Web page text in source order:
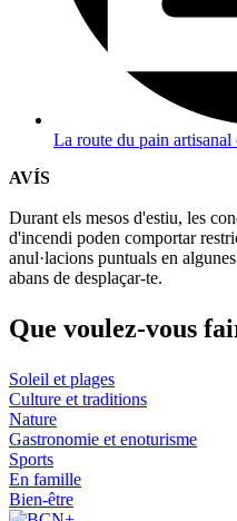
La route du pain artisanal
AVÍS
Durant els mesos d'estiu, les
d'incendi poden comportar
anul·lacions puntuals en
abans de desplaçar-te.
Que voulez-vous
Soleil et plages
Culture et traditions
Nature
Gastronomie et enoturisme
Sports
En famille
Bien-être